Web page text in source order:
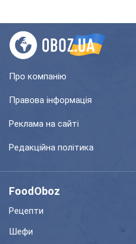
Про компанію
Правова інформація
Реклама на сайті
Редакційна політика
FoodOboz
Рецепти
Шефи